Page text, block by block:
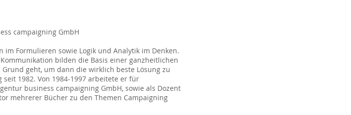
campaigning GmbH
im Formulieren sowie Logik und Analytik im Denken.
bilden die Basis einer ganzheitlichen
geht, um dann die wirklich beste Lösung zu
1982. Von 1984-1997 arbeitete er für
business campaigning GmbH, sowie als Dozent
mehrerer Bücher zu den Themen Campaigning